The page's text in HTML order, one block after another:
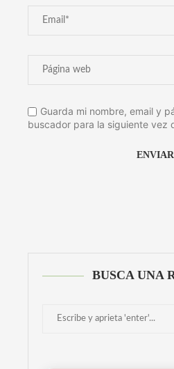
Guarda mi nombre, email y
buscador para la siguiente vez
BUSCA UNA